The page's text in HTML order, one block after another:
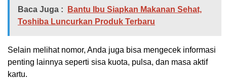
Baca Juga :
Bantu Ibu Siapkan Makanan Sehat,
Toshiba Luncurkan Produk Terbaru
Selain melihat nomor, Anda juga bisa mengecek informasi
penting lainnya seperti sisa kuota, pulsa, dan masa aktif
kartu.